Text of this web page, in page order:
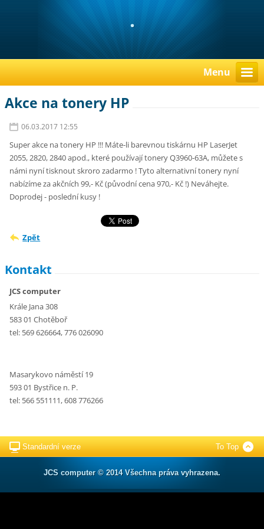
.
Menu
Akce na tonery HP
06.03.2017 12:55
Super akce na tonery HP !!! Máte-li barevnou tiskárnu HP LaserJet
2055, 2820, 2840 apod., které používají tonery Q3960-63A, můžete s
námi nyní tisknout skroro zadarmo ! Tyto alternativní tonery nyní
nabízíme za akčních 99,- Kč (původní cena 970,- Kč !) Neváhejte.
Doprodej - poslední kusy !
Zpět
Kontakt
JCS computer
Krále Jana 308
583 01 Chotěboř
tel: 569 626664, 776 026090
Masarykovo náměstí 19
593 01 Bystřice n. P.
tel: 566 551111, 608 776266
Standardní verze To Top
JCS computer © 2014 Všechna práva vyhrazena.